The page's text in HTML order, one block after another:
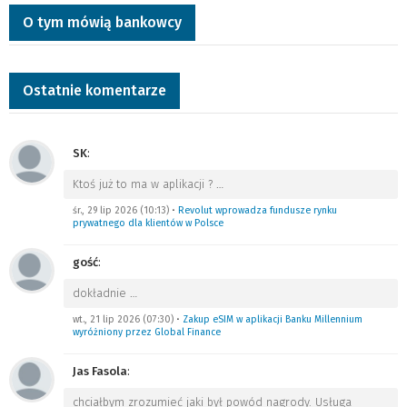
O tym mówią bankowcy
Ostatnie komentarze
SK:
Ktoś już to ma w aplikacji ? …
śr., 29 lip 2026 (10:13) • Revolut wprowadza fundusze rynku
prywatnego dla klientów w Polsce
gość:
dokładnie …
wt., 21 lip 2026 (07:30) • Zakup eSIM w aplikacji Banku Millennium
wyróżniony przez Global Finance
Jas Fasola:
chciałbym zrozumieć jaki był powód nagrody. Usługa